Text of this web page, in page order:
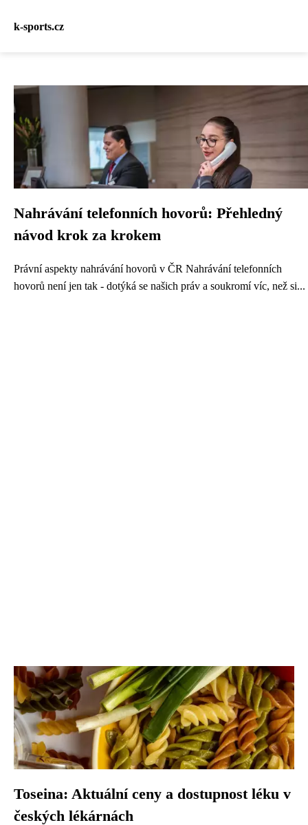
k-sports.cz
Nahrávání telefonních hovorů: Přehledný
návod krok za krokem
Právní aspekty nahrávání hovorů v ČR Nahrávání telefonních
hovorů není jen tak - dotýká se našich práv a soukromí víc, než si...
Toseina: Aktuální ceny a dostupnost léku v
českých lékárnách